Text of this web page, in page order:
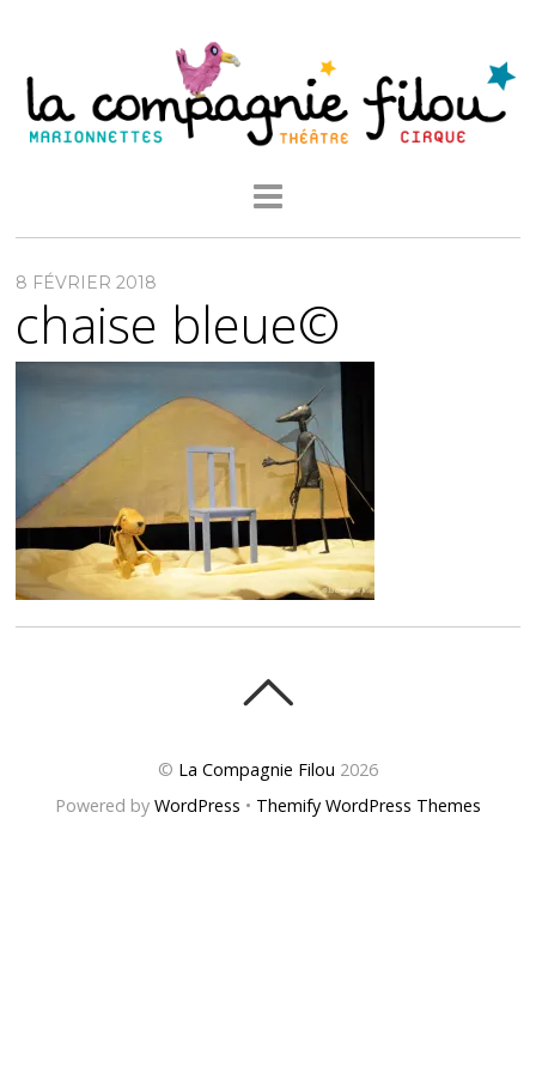
8 FÉVRIER 2018
chaise bleue©
© La Compagnie Filou 2026
Powered by WordPress • Themify WordPress Themes